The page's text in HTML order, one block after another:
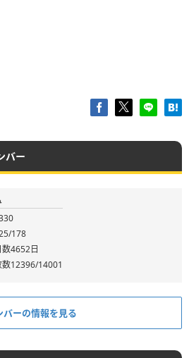
バー
178
4652日
数12396/14001
バーの情報を見る